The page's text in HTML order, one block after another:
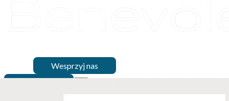
Wesprzyj nas